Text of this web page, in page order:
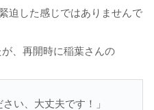
迫した感じではありませんで
、再開時に稲葉さんの
い、大丈夫です！」